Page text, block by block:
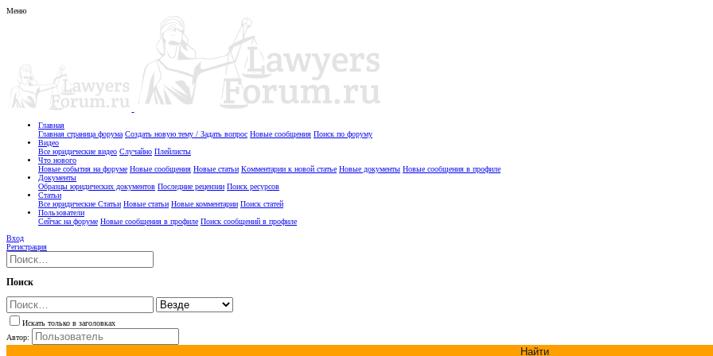
Меню
Главная
Главная страница форума Создать новую тему / Задать вопрос Новые сообщения Поиск по форуму
Видео
Все юридические видео Случайно Плейлисты
Что нового
Новые события на форуме Новые сообщения Новые статьи Комментарии к новой статье Новые документы Новые сообщения в профиле
Документы
Образцы юридических документов Последние рецензии Поиск ресурсов
Статьи
Все юридические Статьи Новые статьи Новые комментарии Поиск статей
Пользователи
Сейчас на форуме Новые сообщения в профиле Поиск сообщений в профиле
Вход
Регистрация
Поиск
Искать только в заголовках
Автор:
Найти